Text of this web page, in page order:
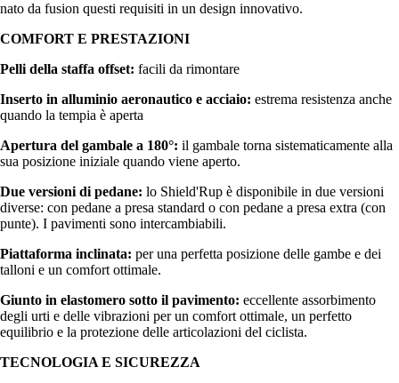
nato da fusion questi requisiti in un design innovativo.
COMFORT E PRESTAZIONI
Pelli della staffa offset: facili da rimontare
Inserto in alluminio aeronautico e acciaio: estrema resistenza anche
quando la tempia è aperta
Apertura del gambale a 180°: il gambale torna sistematicamente alla
sua posizione iniziale quando viene aperto.
Due versioni di pedane: lo Shield'Rup è disponibile in due versioni
diverse: con pedane a presa standard o con pedane a presa extra (con
punte). I pavimenti sono intercambiabili.
Piattaforma inclinata: per una perfetta posizione delle gambe e dei
talloni e un comfort ottimale.
Giunto in elastomero sotto il pavimento: eccellente assorbimento
degli urti e delle vibrazioni per un comfort ottimale, un perfetto
equilibrio e la protezione delle articolazioni del ciclista.
TECNOLOGIA E SICUREZZA